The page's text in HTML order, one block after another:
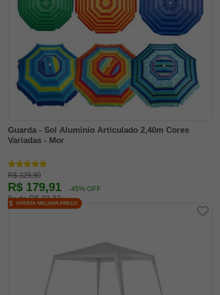
Guarda - Sol Alumínio Articulado 2,40m Cores
Variadas - Mor
R$ 329,90
R$ 179,91 -45% OFF
6x de R$ 33,32
OFERTA MELHOR PREÇO